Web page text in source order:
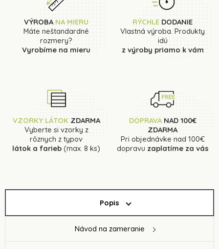
VÝROBANA MIERU
Máte neštandardné
rozmery?
Vyrobíme na mieru
RÝCHLE DODANIE
Vlastná výroba. Produkty
idú
z výroby priamo k vám
VZORKY LÁTOK ZDARMA
Vyberte si vzorky z
rôznych z typov
látok a farieb (max. 8 ks)
DOPRAVANAD 100€
ZDARMA
Pri objednávke nad 100€
dopravu zaplatíme za vás
Popis
Návod na zameranie